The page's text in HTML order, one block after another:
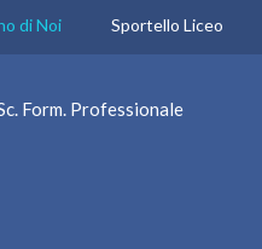
di Noi Sportello Liceo
Form. Professionale